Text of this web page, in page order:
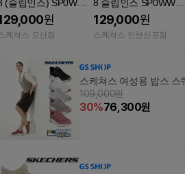
(슬립인스) SP0WWC
원
케쳐스 오산점
8 슬립인스 SP0WWC
GX012
129,000원
스케쳐스 인천신포점
스케쳐스 여성용 밥스 스
109,000원
30%76,300원